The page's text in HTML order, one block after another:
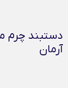
آرمان